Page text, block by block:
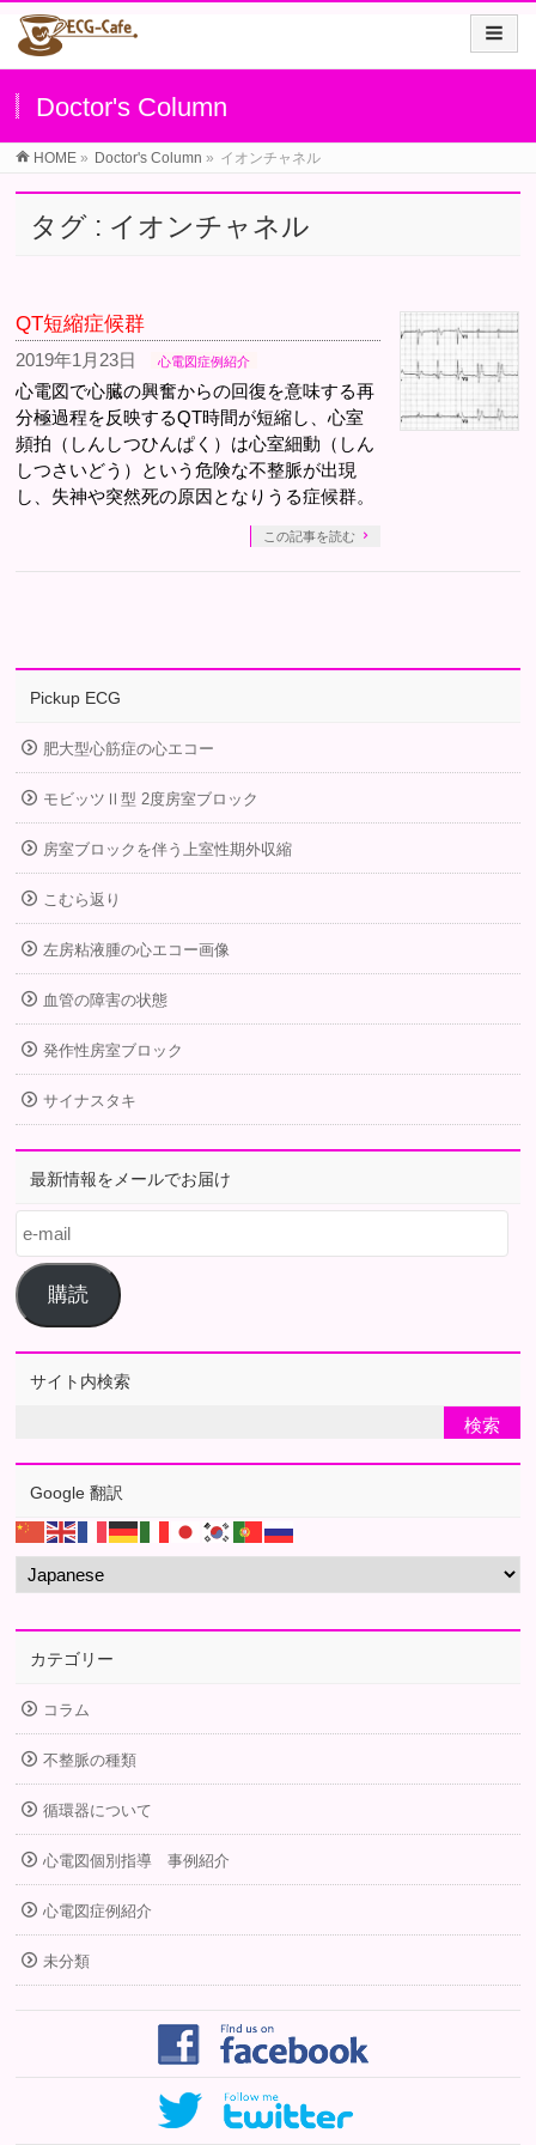
Doctor's Column
HOME » Doctor's Column » イオンチャネル
タグ : イオンチャネル
QT短縮症候群
2019年1月23日 心電図症例紹介
心電図で心臓の興奮からの回復を意味する再
分極過程を反映するQT時間が短縮し、心室
頻拍（しんしつひんぱく）は心室細動（しん
しつさいどう）という危険な不整脈が出現
し、失神や突然死の原因となりうる症候群。
この記事を読む
Pickup ECG
肥大型心筋症の心エコー
モビッツⅡ型 2度房室ブロック
房室ブロックを伴う上室性期外収縮
こむら返り
左房粘液腫の心エコー画像
血管の障害の状態
発作性房室ブロック
サイナスタキ
最新情報をメールでお届け
e-
mail
購読
サイト内検索
Google 翻訳
カテゴリー
コラム
不整脈の種類
循環器について
心電図個別指導 事例紹介
心電図症例紹介
未分類